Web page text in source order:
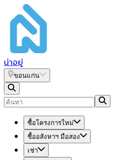
น่าอยู่
ขอนแก่น
ซื้อโครงการใหม่
ซื้ออสังหาฯ มือสอง
เช่า